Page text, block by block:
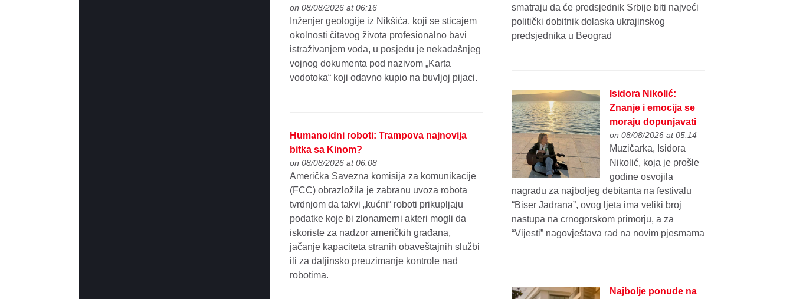
on 08/08/2026 at 06:16
Inženjer geologije iz Nikšića, koji se sticajem
okolnosti čitavog života profesionalno bavi
istraživanjem voda, u posjedu je nekadašnjeg
vojnog dokumenta pod nazivom „Karta
vodotoka“ koji odavno kupio na buvljoj pijaci.
Humanoidni roboti: Trampova najnovija
bitka sa Kinom?
on 08/08/2026 at 06:08
Američka Savezna komisija za komunikacije
(FCC) obrazložila je zabranu uvoza robota
tvrdnjom da takvi „kućni“ roboti prikupljaju
podatke koje bi zlonamerni akteri mogli da
iskoriste za nadzor američkih građana,
jačanje kapaciteta stranih obaveštajnih službi
ili za daljinsko preuzimanje kontrole nad
robotima.
smatraju da će predsjednik Srbije biti najveći
politički dobitnik dolaska ukrajinskog
predsjednika u Beograd
Isidora Nikolić:
Znanje i emocija se
moraju dopunjavati
on 08/08/2026 at 05:14
Muzičarka, Isidora
Nikolić, koja je prošle
godine osvojila
nagradu za najboljeg debitanta na festivalu
“Biser Jadrana”, ovog ljeta ima veliki broj
nastupa na crnogorskom primorju, a za
“Vijesti” nagovještava rad na novim pjesmama
Najbolje ponude na